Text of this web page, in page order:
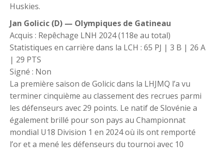
Huskies.
Jan Golicic (D) — Olympiques de Gatineau
Acquis : Repêchage LNH 2024 (118e au total)
Statistiques en carrière dans la LCH : 65 PJ | 3 B | 26 A
| 29 PTS
Signé : Non
La première saison de Golicic dans la LHJMQ l’a vu
terminer cinquième au classement des recrues parmi
les défenseurs avec 29 points. Le natif de Slovénie a
également brillé pour son pays au Championnat
mondial U18 Division 1 en 2024 où ils ont remporté
l’or et a mené les défenseurs du tournoi avec 10